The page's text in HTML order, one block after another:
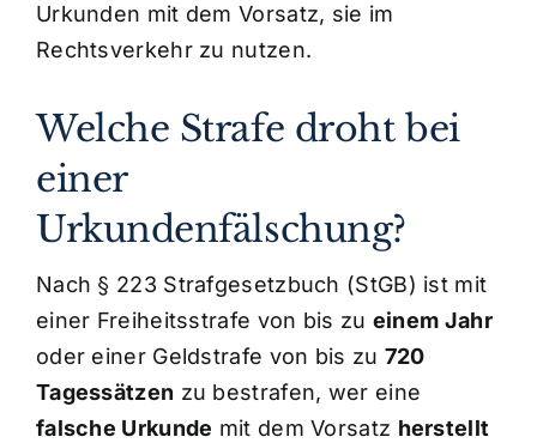
Urkunden mit dem Vorsatz, sie im
Rechtsverkehr zu nutzen.
Welche Strafe droht bei
einer
Urkundenfälschung?
Nach § 223 Strafgesetzbuch (StGB) ist mit
einer Freiheitsstrafe von bis zu einem Jahr
oder einer Geldstrafe von bis zu 720
Tagessätzen zu bestrafen, wer eine
falsche Urkunde mit dem Vorsatz herstellt